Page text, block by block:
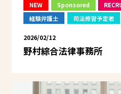
NEW Sponsored
経験弁護士
司法修習予定者
2026/02/12
野村綜合法律事務所